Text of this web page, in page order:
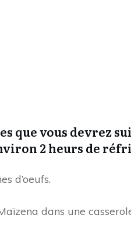
que vous devrez
2 heurs de
d’oeufs.
dans une